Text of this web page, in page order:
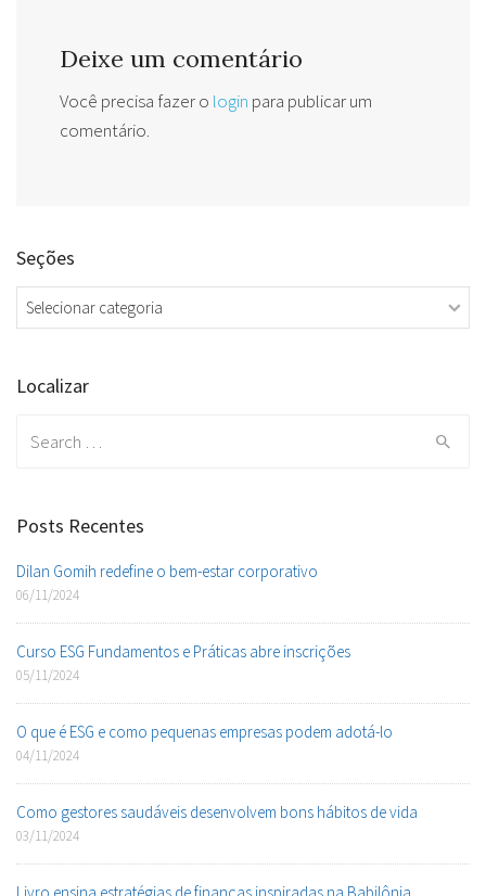
Deixe um comentário
Você precisa fazer o login para publicar um
comentário.
Seções
Seções
Localizar
Posts Recentes
Dilan Gomih redefine o bem-estar corporativo
06/11/2024
Curso ESG Fundamentos e Práticas abre inscrições
05/11/2024
O que é ESG e como pequenas empresas podem adotá-lo
04/11/2024
Como gestores saudáveis desenvolvem bons hábitos de vida
03/11/2024
Livro ensina estratégias de finanças inspiradas na Babilônia